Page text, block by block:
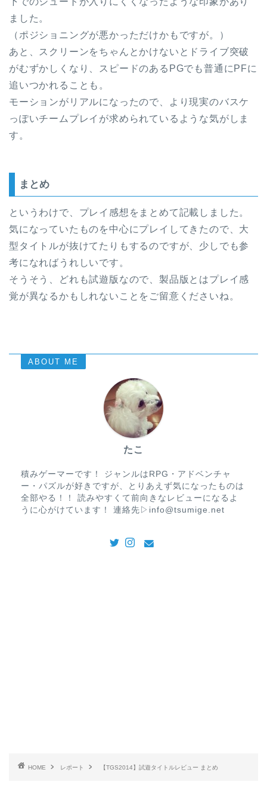
ました。
（ポジショニングが悪かっただけかもですが。）
あと、スクリーンをちゃんとかけないとドライブ突破
がむずかしくなり、スピードのあるPGでも普通にPFに
追いつかれることも。
モーションがリアルになったので、より現実のバスケ
っぽいチームプレイが求められているような気がしま
す。
まとめ
というわけで、プレイ感想をまとめて記載しました。
気になっていたものを中心にプレイしてきたので、大
型タイトルが抜けてたりもするのですが、少しでも参
考になればうれしいです。
そうそう、どれも試遊版なので、製品版とはプレイ感
覚が異なるかもしれないことをご留意くださいね。
ABOUT ME
たこ
積みゲーマーです！ ジャンルはRPG・アドベンチャ
ー・パズルが好きですが、とりあえず気になったものは
全部やる！！ 読みやすくて前向きなレビューになるよ
うに心がけています！ 連絡先▷info@tsumige.net
HOME レポート 【TGS2014】試遊タイトルレビュー まとめ